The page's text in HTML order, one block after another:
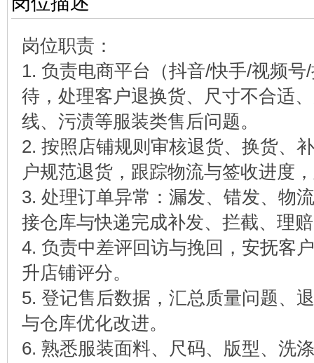
岗位职责：
1. 负责电商平台（抖音/快手/视频
待，处理客户退换货、尺寸不合适
线、污渍等服装类售后问题。
2. 按照店铺规则审核退货、换货、
户规范退货，跟踪物流与签收进度
3. 处理订单异常：漏发、错发、物
接仓库与快递完成补发、拦截、理
4. 负责中差评回访与挽回，安抚客
升店铺评分。
5. 登记售后数据，汇总质量问题、
与仓库优化改进。
6. 熟悉服装面料、尺码、版型、洗